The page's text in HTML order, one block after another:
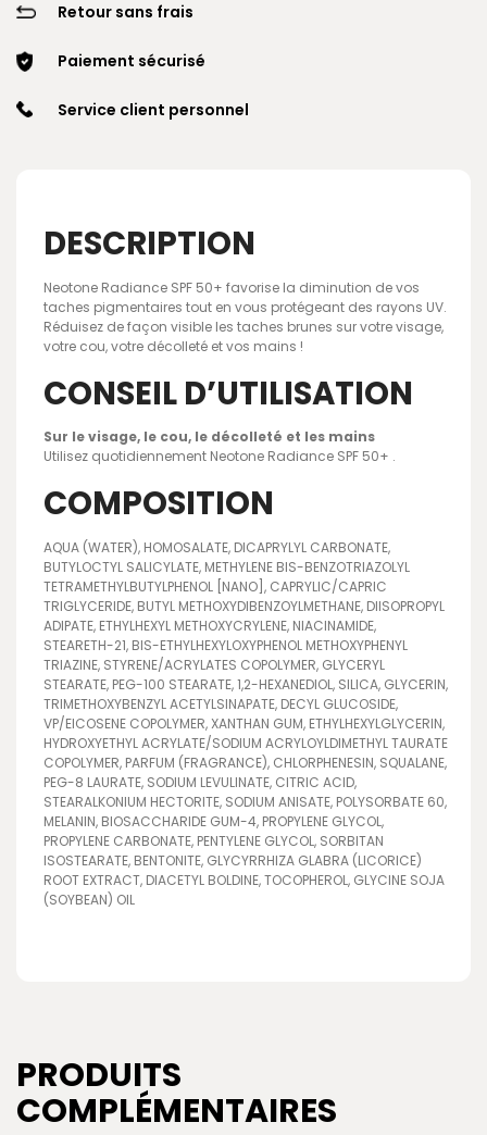
Retour sans frais
Paiement sécurisé
Service client personnel
DESCRIPTION
Neotone Radiance SPF 50+ favorise la diminution de vos
taches pigmentaires tout en vous protégeant des rayons UV.
Réduisez de façon visible les taches brunes sur votre visage,
votre cou, votre décolleté et vos mains !
CONSEIL D’UTILISATION
Sur le visage, le cou, le décolleté et les mains
Utilisez quotidiennement Neotone Radiance SPF 50+ .
COMPOSITION
AQUA (WATER), HOMOSALATE, DICAPRYLYL CARBONATE,
BUTYLOCTYL SALICYLATE, METHYLENE BIS-BENZOTRIAZOLYL
TETRAMETHYLBUTYLPHENOL [NANO], CAPRYLIC/CAPRIC
TRIGLYCERIDE, BUTYL METHOXYDIBENZOYLMETHANE, DIISOPROPYL
ADIPATE, ETHYLHEXYL METHOXYCRYLENE, NIACINAMIDE,
STEARETH-21, BIS-ETHYLHEXYLOXYPHENOL METHOXYPHENYL
TRIAZINE, STYRENE/ACRYLATES COPOLYMER, GLYCERYL
STEARATE, PEG-100 STEARATE, 1,2-HEXANEDIOL, SILICA, GLYCERIN,
TRIMETHOXYBENZYL ACETYLSINAPATE, DECYL GLUCOSIDE,
VP/EICOSENE COPOLYMER, XANTHAN GUM, ETHYLHEXYLGLYCERIN,
HYDROXYETHYL ACRYLATE/SODIUM ACRYLOYLDIMETHYL TAURATE
COPOLYMER, PARFUM (FRAGRANCE), CHLORPHENESIN, SQUALANE,
PEG-8 LAURATE, SODIUM LEVULINATE, CITRIC ACID,
STEARALKONIUM HECTORITE, SODIUM ANISATE, POLYSORBATE 60,
MELANIN, BIOSACCHARIDE GUM-4, PROPYLENE GLYCOL,
PROPYLENE CARBONATE, PENTYLENE GLYCOL, SORBITAN
ISOSTEARATE, BENTONITE, GLYCYRRHIZA GLABRA (LICORICE)
ROOT EXTRACT, DIACETYL BOLDINE, TOCOPHEROL, GLYCINE SOJA
(SOYBEAN) OIL
PRODUITS
COMPLÉMENTAIRES